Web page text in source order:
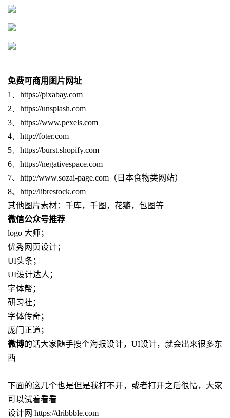
免费可商用图片网址
1、 https://pixabay.com
2
https://unsplash.com
3
https://www.pexels.com
4
http://foter.com
5
https://burst.shopify.com
6
https://negativespace.com
7、 http://www.sozai-page.com （日本食物类网站）
8、 http://librestock.com
其他图片素材：千库，千图，花瓣，包图等
微信公众号推荐
logo 大师；
优秀网页设计；
UI头条；
UI设计达人；
字体帮；
研习社；
字体传奇；
庞门正道；
微博的话大家随手搜个海报设计， UI设计，就会出来很多东
西
下面的这几个也是但是我打不开，或者打开之后很懵，大家
可以试着看看
设计网 https://dribbble.com